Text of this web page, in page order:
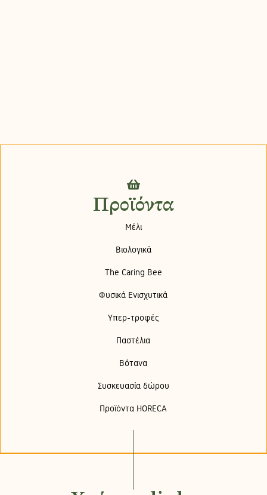
Προϊόντα
Μέλι
Βιολογικά
The Caring Bee
Φυσικά Ενισχυτικά
Υπερ-τροφές
Παστέλια
Βότανα
Συσκευασία δώρου
Προϊόντα HORECA